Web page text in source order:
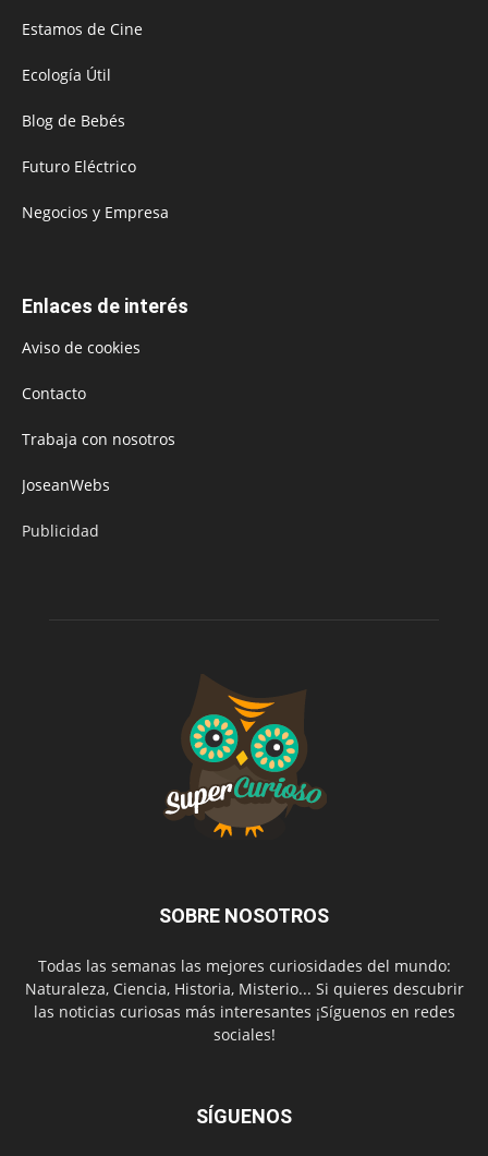
Estamos de Cine
Ecología Útil
Blog de Bebés
Futuro Eléctrico
Negocios y Empresa
Enlaces de interés
Aviso de cookies
Contacto
Trabaja con nosotros
JoseanWebs
Publicidad
SOBRE NOSOTROS
Todas las semanas las mejores curiosidades del mundo:
Naturaleza, Ciencia, Historia, Misterio... Si quieres descubrir
las noticias curiosas más interesantes ¡Síguenos en redes
sociales!
SÍGUENOS